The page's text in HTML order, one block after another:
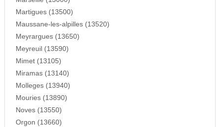
Martigues (13500)
Maussane-les-alpilles (13520)
Meyrargues (13650)
Meyreuil (13590)
Mimet (13105)
Miramas (13140)
Molleges (13940)
Mouries (13890)
Noves (13550)
Orgon (13660)